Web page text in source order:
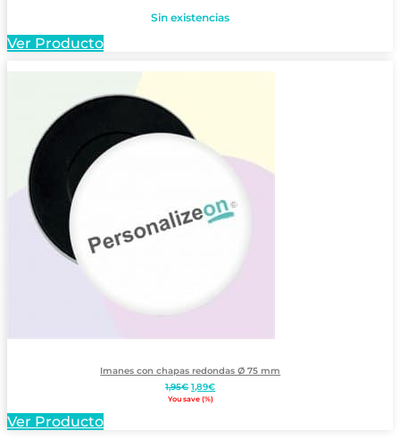
Sin existencias
Ver Producto
Imanes con chapas redondas Ø 75 mm
1,95€ El
precio
1,89€El
You save (%)
Ver Producto